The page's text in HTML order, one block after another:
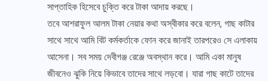
সাপ্তাহিক হিসেবে চুক্তি করে টাকা আদায় করছে।
তবে আশরাফুল আলম টাকা নেয়ার কথা অস্বীকার করে বলেন, গাছ কাটার
সাথে সাথে আমি বিট কর্মকর্তাকে ফোন করে জানাই তারপরেও সে এলাকায়
আসেনা। সব সময় দেবীগঞ্জ রেঞ্জে অবস্থান করে। আমি একা মানুষ
জীবনেও ঝুকি নিয়ে কিভাবে তাদের সাথে লড়বো। যারা গাছ কাটে তাদের